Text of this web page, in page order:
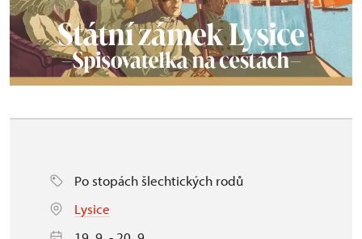
Po stopách šlechtických rodů
Lysice